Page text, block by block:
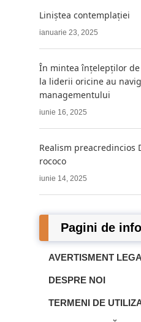
Liniștea contemplației
ianuarie 23, 2025
În mintea înțelepților
la liderii oricine au
managementului
iunie 16, 2025
Realism preacredincios
rococo
iunie 14, 2025
Pagini de
AVERTISMENT
DESPRE NOI
TERMENI DE